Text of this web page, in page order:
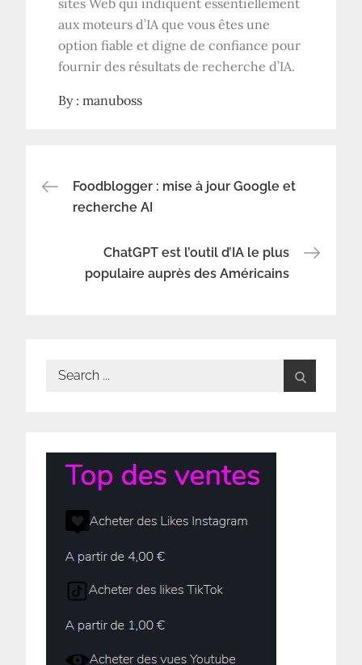
aux moteurs d’IA que vous êtes une
option fiable et digne de confiance pour
fournir des résultats de recherche d’IA.
By :manuboss
Navigation
l’article
Foodblogger : mise à jour Google et
recherche AI
ChatGPT est l’outil d’IA le plus
populaire auprès des Américains
Search